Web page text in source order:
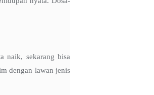
naik, sekarang bisa
dengan lawan jenis